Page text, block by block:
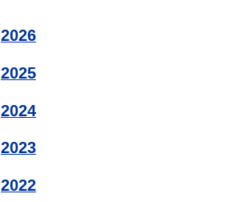
2026
2025
2024
2023
2022